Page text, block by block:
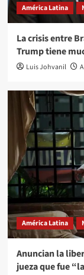
América Latina
La crisis entre
Trump tiene
Luis Johvanil
América Latina
Anuncian la
jueza que fue